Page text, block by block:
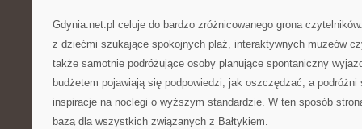
Gdynia.net.pl celuje do bardzo zróżnicowanego grona
z dziećmi szukające spokojnych plaż, interaktywnych muzeów
także samotnie podróżujące osoby planujące spontaniczny
budżetem pojawiają się podpowiedzi, jak oszczędzać, a
inspiracje na noclegi o wyższym standardzie. W ten sposób
bazą dla wszystkich związanych z Bałtykiem.